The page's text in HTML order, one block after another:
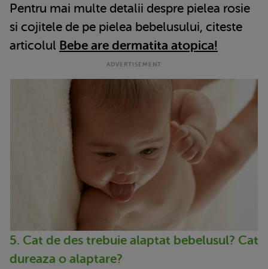
Pentru mai multe detalii despre pielea rosie
si cojitele de pe pielea bebelusului, citeste
articolul Bebe are dermatita atopica!
5. Cat de des trebuie alaptat bebelusul? Cat
dureaza o alaptare?